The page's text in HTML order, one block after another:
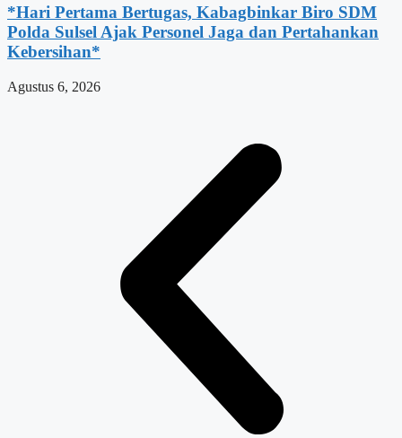
*Hari Pertama Bertugas, Kabagbinkar Biro SDM
Polda Sulsel Ajak Personel Jaga dan Pertahankan
Kebersihan*
Agustus 6, 2026